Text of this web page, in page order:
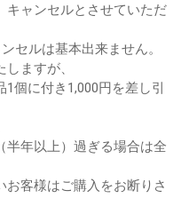
ャンセルとさせていただ
セルは基本出来ません。
ますが、
個に付き1,000円を差し引
年以上）過ぎる場合は全
お客様はご購入をお断りさ